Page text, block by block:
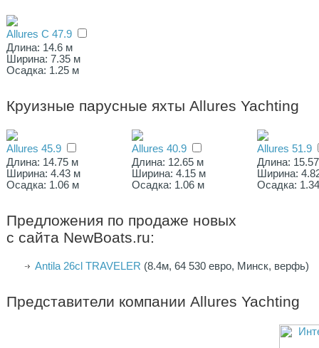
Allures C 47.9
Длина: 14.6 м
Ширина: 7.35 м
Осадка: 1.25 м
Круизные парусные яхты Allures Yachting
Allures 45.9
Длина: 14.75 м
Ширина: 4.43 м
Осадка: 1.06 м
Allures 40.9
Длина: 12.65 м
Ширина: 4.15 м
Осадка: 1.06 м
Allures 51.9
Длина:
Ширина:
Осадка:
Предложения по продаже новых
с сайта NewBoats.ru:
Antila 26cl TRAVELER (8.4м, 64 530 евро, Минск, верфь)
Представители компанииAllures Yachting